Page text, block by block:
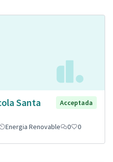
Santa
Acceptada
Energia Renovable 0 0